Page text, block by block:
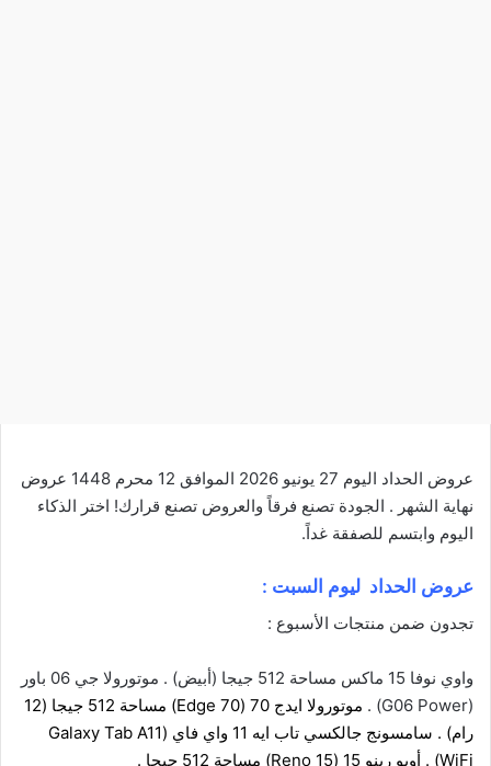
عروض الحداد اليوم 27 يونيو 2026 الموافق 12 محرم 1448 عروض
نهاية الشهر . الجودة تصنع فرقاً والعروض تصنع قرارك! اختر الذكاء
اليوم وابتسم للصفقة غداً.
عروض الحداد ليوم السبت :
تجدون ضمن منتجات الأسبوع :
واوي نوفا 15 ماكس مساحة 512 جيجا (أبيض) .
موتورولا جي 06 باور
(G06 Power)
. موتورولا ايدج 70 (Edge 70)
مساحة 512 جيجا (12
رام) .
سامسونج جالكسي تاب ايه 11 واي فاي (Galaxy Tab A11
WiFi)
. أوبو رينو 15 (Reno 15) مساحة 512 جيجا .